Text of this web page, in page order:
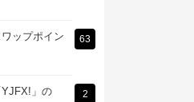
ップポイン 63
」の 2